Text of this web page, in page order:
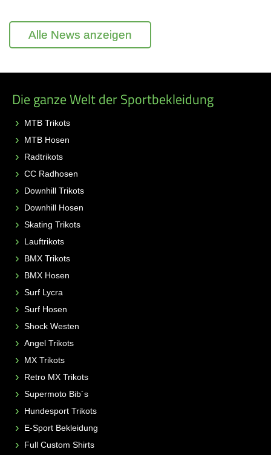
Alle News anzeigen
Die ganze Welt der Sportbekleidung
MTB Trikots
MTB Hosen
Radtrikots
CC Radhosen
Downhill Trikots
Downhill Hosen
Skating Trikots
Lauftrikots
BMX Trikots
BMX Hosen
Surf Lycra
Surf Hosen
Shock Westen
Angel Trikots
MX Trikots
Retro MX Trikots
Supermoto Bib´s
Hundesport Trikots
E-Sport Bekleidung
Full Custom Shirts